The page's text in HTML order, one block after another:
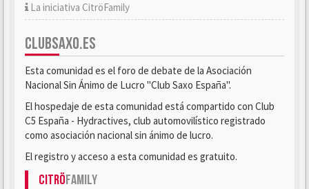
La iniciativa CitröFamily
CLUBSAXO.ES
Esta comunidad es el foro de debate de la Asociación
Nacional Sin Ánimo de Lucro "Club Saxo España".
El hospedaje de esta comunidad está compartido con Club
C5 España - Hydractives, club automovilístico registrado
como asociación nacional sin ánimo de lucro.
El registro y acceso a esta comunidad es gratuito.
CitröFamily